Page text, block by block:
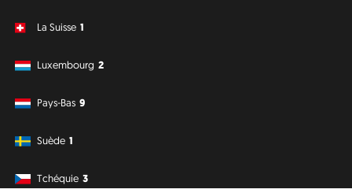
La Suisse 1
Luxembourg 2
Pays-Bas 9
Suède 1
Tchéquie 3